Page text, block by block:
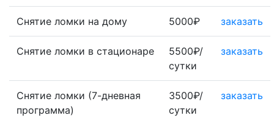
Снятие ломки на дому 5000₽ заказать
Снятие ломки в стационаре
5500₽/
сутки
заказать
Снятие ломки (7-дневная
программа)
3500₽/
сутки
заказать